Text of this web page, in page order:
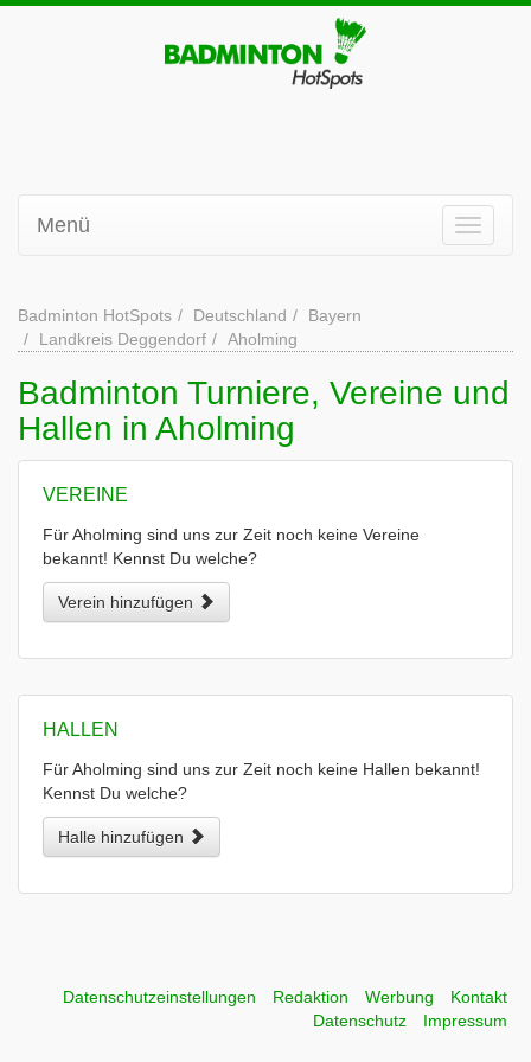
Menü
Badminton HotSpots Deutschland
Bayern
Landkreis Deggendorf
Aholming
Badminton Turniere, Vereine und
Hallen in Aholming
VEREINE
Für Aholming sind uns zur Zeit noch keine Vereine
bekannt! Kennst Du welche?
Verein hinzufügen
HALLEN
Für Aholming sind uns zur Zeit noch keine Hallen bekannt!
Kennst Du welche?
Halle hinzufügen
Datenschutzeinstellungen Redaktion Werbung
Kontakt
Datenschutz
Impressum